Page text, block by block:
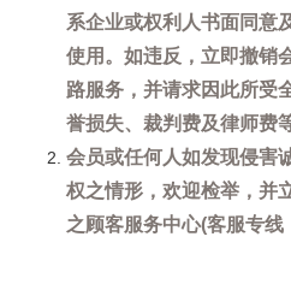
系企业或权利人书面同意
使用。如违反，立即撤销
路服务，并请求因此所受
誉损失、裁判费及律师费等
会员或任何人如发现侵害
权之情形，欢迎检举，并
之顾客服务中心(客服专线